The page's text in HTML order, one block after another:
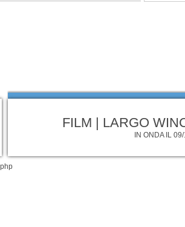
FILM | LARGO
IN ONDA IL